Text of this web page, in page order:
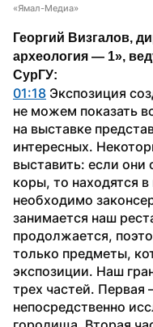
«Ямал-Медиа»
Георгий Визгалов,
археология — 1»,
СурГУ:
01:18 Экспозиция
не можем показать
на выставке
интересных.
выставить: если они
коры, то находятся
необходимо
занимается наш
продолжается,
только предметы,
экспозиции. Наш
трех частей. Первая
непосредственно